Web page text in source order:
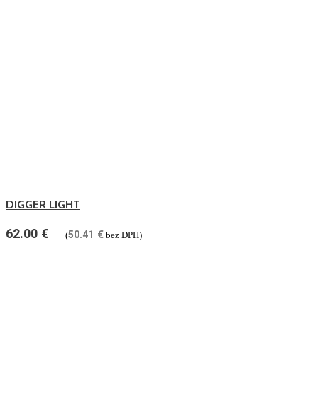
DIGGER LIGHT
62.00 € (50.41 € bez DPH)